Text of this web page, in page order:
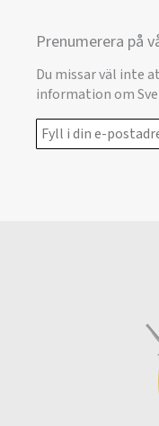
Prenumerera på
Du missar väl inte
information om